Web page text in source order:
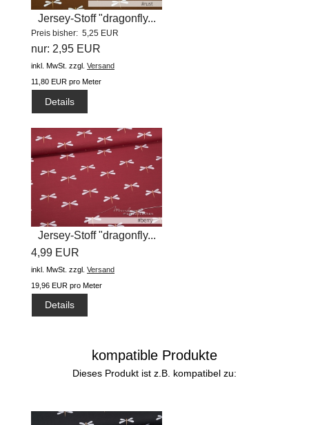
Jersey-Stoff "dragonfly...
Preis bisher: 5,25 EUR
nur: 2,95 EUR
inkl. MwSt. zzgl. Versand
11,80 EUR pro Meter
Details
Jersey-Stoff "dragonfly...
4,99 EUR
inkl. MwSt. zzgl. Versand
19,96 EUR pro Meter
Details
kompatible Produkte
Dieses Produkt ist z.B. kompatibel zu: